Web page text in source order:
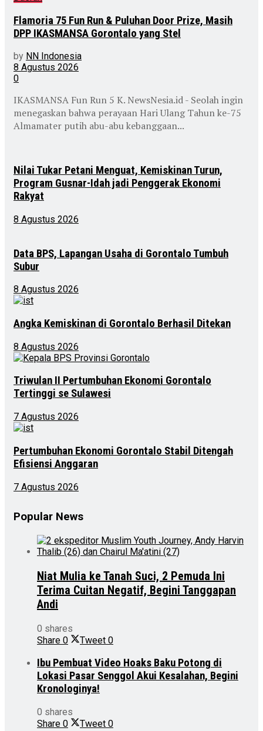
Flamoria 75 Fun Run & Puluhan Door Prize, Masih
DPP IKASMANSA Gorontalo yang Stel
by NN Indonesia
8 Agustus 2026
0
IKASMANSA Fun Run 5 K. NewsNesia.id - Seolah ingin
menegaskan bahwa perayaan Hari Ulang Tahun ke-75
Almamater putih abu-abu kebanggaan...
Nilai Tukar Petani Menguat, Kemiskinan Turun,
Program Gusnar-Idah jadi Penggerak Ekonomi
Rakyat
8 Agustus 2026
Data BPS, Lapangan Usaha di Gorontalo Tumbuh
Subur
8 Agustus 2026
Angka Kemiskinan di Gorontalo Berhasil Ditekan
8 Agustus 2026
Triwulan II Pertumbuhan Ekonomi Gorontalo
Tertinggi se Sulawesi
7 Agustus 2026
Pertumbuhan Ekonomi Gorontalo Stabil Ditengah
Efisiensi Anggaran
7 Agustus 2026
Popular News
Niat Mulia ke Tanah Suci, 2 Pemuda Ini
Terima Cuitan Negatif, Begini Tanggapan
Andi
0 shares
Share 0 Tweet 0
Ibu Pembuat Video Hoaks Baku Potong di
Lokasi Pasar Senggol Akui Kesalahan, Begini
Kronologinya!
0 shares
Share 0 Tweet 0